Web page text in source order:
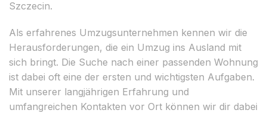
Szczecin.
Als erfahrenes Umzugsunternehmen kennen wir die
Herausforderungen, die ein Umzug ins Ausland mit
sich bringt. Die Suche nach einer passenden Wohnung
ist dabei oft eine der ersten und wichtigsten Aufgaben.
Mit unserer langjährigen Erfahrung und
umfangreichen Kontakten vor Ort können wir dir dabei